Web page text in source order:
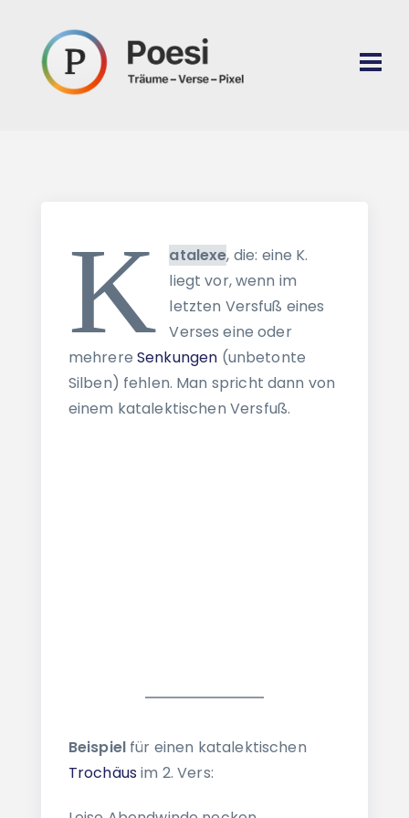
K atalexe, die: eine K.
liegt vor, wenn im
letzten Versfuß eines
Verses eine oder
mehrere Senkungen (unbetonte
Silben) fehlen. Man spricht dann von
einem katalektischen Versfuß.
Beispiel für einen katalektischen
Trochäus im 2. Vers: